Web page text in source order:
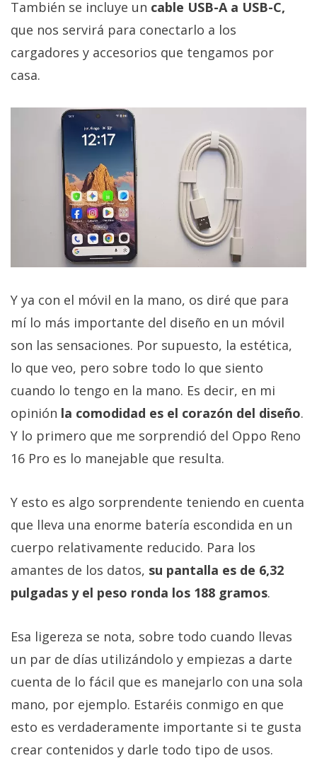
También se incluye un cable USB-A a USB-C,
que nos servirá para conectarlo a los
cargadores y accesorios que tengamos por
casa.
Y ya con el móvil en la mano, os diré que para
mí lo más importante del diseño en un móvil
son las sensaciones. Por supuesto, la estética,
lo que veo, pero sobre todo lo que siento
cuando lo tengo en la mano. Es decir, en mi
opinión la comodidad es el corazón del diseño.
Y lo primero que me sorprendió del Oppo Reno
16 Pro es lo manejable que resulta.
Y esto es algo sorprendente teniendo en cuenta
que lleva una enorme batería escondida en un
cuerpo relativamente reducido. Para los
amantes de los datos, su pantalla es de 6,32
pulgadas y el peso ronda los 188 gramos.
Esa ligereza se nota, sobre todo cuando llevas
un par de días utilizándolo y empiezas a darte
cuenta de lo fácil que es manejarlo con una sola
mano, por ejemplo. Estaréis conmigo en que
esto es verdaderamente importante si te gusta
crear contenidos y darle todo tipo de usos.